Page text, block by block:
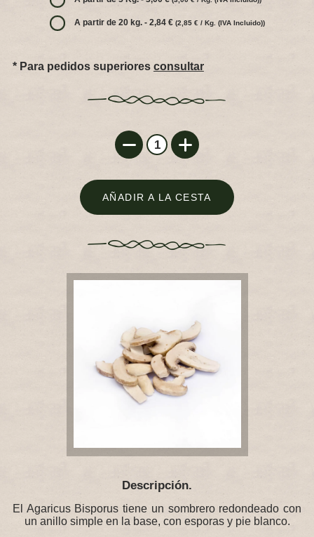
A partir de 20 kg. - 2,84 €(2,85 € / Kg. (IVA Incluido))
* Para pedidos superiores consultar
AÑADIR A LA CESTA
Descripción.
El Agaricus Bisporus tiene un sombrero redondeado con
un anillo simple en la base, con esporas y pie blanco.